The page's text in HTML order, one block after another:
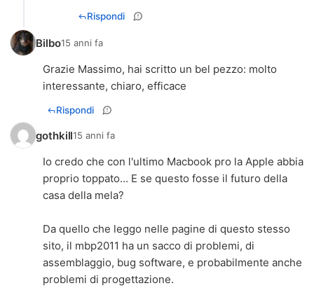
Rispondi
Bilbo15 anni fa
Grazie Massimo, hai scritto un bel pezzo: molto
interessante, chiaro, efficace
Rispondi
gothkill15 anni fa
Io credo che con l'ultimo Macbook pro la Apple abbia
proprio toppato... E se questo fosse il futuro della
casa della mela?
Da quello che leggo nelle pagine di questo stesso
sito, il mbp2011 ha un sacco di problemi, di
assemblaggio, bug software, e probabilmente anche
problemi di progettazione.